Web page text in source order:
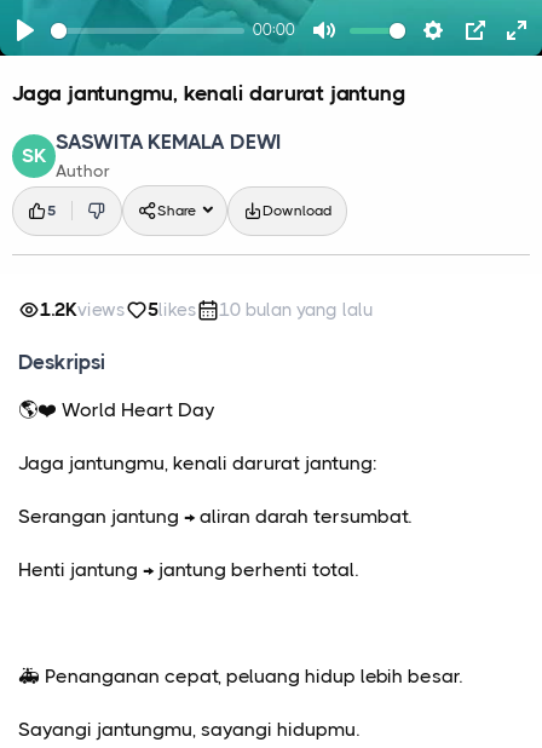
Play
00:00
Mute Settings
PIP
Jaga jantungmu, kenali darurat jantung
SK
SASWITA KEMALA DEWI
Author
5 Share Download
1.2Kviews 5likes 10 bulan yang lalu
Deskripsi
🌎❤️ World Heart Day
Jaga jantungmu, kenali darurat jantung:
Serangan jantung → aliran darah tersumbat.
Henti jantung → jantung berhenti total.
🚑 Penanganan cepat, peluang hidup lebih besar.
Sayangi jantungmu, sayangi hidupmu.